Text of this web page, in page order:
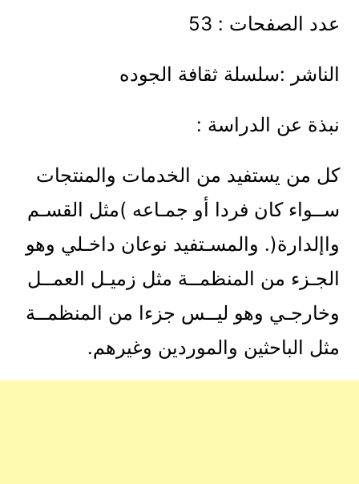
عدد الصفحات : 53
الناشر :سلسلة ثقافة الجوده
نبذة عن الدراسة :
كل من يستفيد من الخدمات والمنتجات
ســواء كان فردا أو جمـاعه )مثل القسـم
واإلدارة(. والمسـتفيد نوعان داخـلي وهو
الجـزء من المنظمــة مثل زميـل العمــل
وخارجـي وهو ليــس جزءا من المنظمــة
مثل الباحثين والموردين وغيرهم.